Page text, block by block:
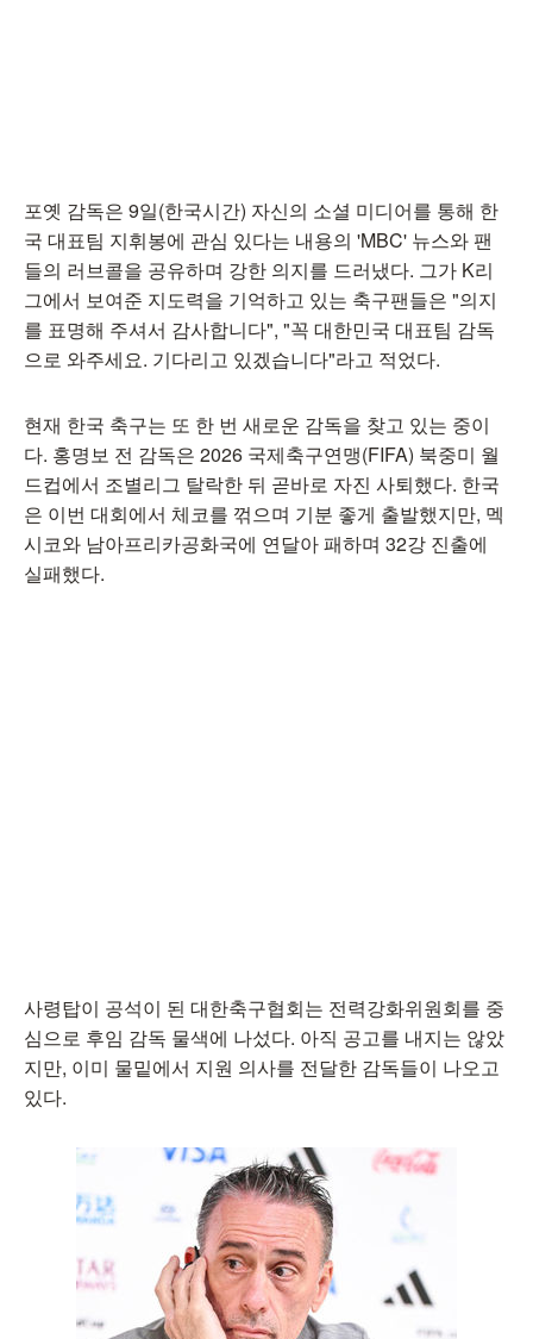
포옛 감독은 9일(한국시간) 자신의 소셜 미디어를 통해 한
국 대표팀 지휘봉에 관심 있다는 내용의 'MBC' 뉴스와 팬
들의 러브콜을 공유하며 강한 의지를 드러냈다. 그가 K리
그에서 보여준 지도력을 기억하고 있는 축구팬들은 "의지
를 표명해 주셔서 감사합니다", "꼭 대한민국 대표팀 감독
으로 와주세요. 기다리고 있겠습니다"라고 적었다.
현재 한국 축구는 또 한 번 새로운 감독을 찾고 있는 중이
다. 홍명보 전 감독은 2026 국제축구연맹(FIFA) 북중미 월
드컵에서 조별리그 탈락한 뒤 곧바로 자진 사퇴했다. 한국
은 이번 대회에서 체코를 꺾으며 기분 좋게 출발했지만, 멕
시코와 남아프리카공화국에 연달아 패하며 32강 진출에
실패했다.
사령탑이 공석이 된 대한축구협회는 전력강화위원회를 중
심으로 후임 감독 물색에 나섰다. 아직 공고를 내지는 않았
지만, 이미 물밑에서 지원 의사를 전달한 감독들이 나오고
있다.